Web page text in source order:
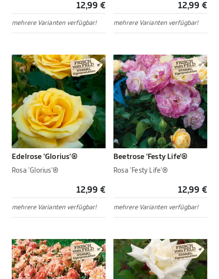
12,99 €
mehrere Varianten verfügbar!
12,99 €
mehrere Varianten verfügbar!
Edelrose 'Glorius'®
Rosa 'Glorius'®
12,99 €
mehrere Varianten verfügbar!
Beetrose 'Festy Life'®
Rosa 'Festy Life'®
12,99 €
mehrere Varianten verfügbar!